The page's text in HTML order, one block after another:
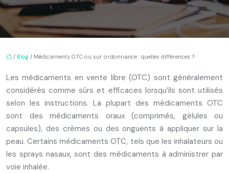
/ Blog / Médicaments OTC ou sur ordonnance : quelles différences ?
Les médicaments en vente libre (OTC) sont généralement
considérés comme sûrs et efficaces lorsqu’ils sont utilisés
selon les instructions. La plupart des médicaments OTC
sont des médicaments oraux (comprimés, gélules ou
capsules), des crèmes ou des onguents à appliquer sur la
peau. Certains médicaments OTC, tels que les inhalateurs ou
les sprays nasaux, sont des médicaments à administrer par
voie inhalée.